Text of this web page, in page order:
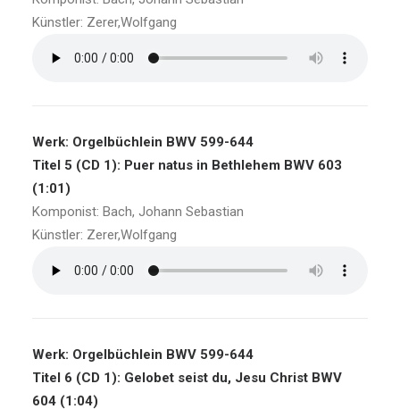
Künstler: Zerer,Wolfgang
Werk: Orgelbüchlein BWV 599-644
Titel 5 (CD 1): Puer natus in Bethlehem BWV 603
(1:01)
Komponist: Bach, Johann Sebastian
Künstler: Zerer,Wolfgang
Werk: Orgelbüchlein BWV 599-644
Titel 6 (CD 1): Gelobet seist du, Jesu Christ BWV
604 (1:04)